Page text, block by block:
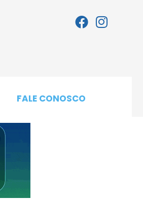
FALE CONOSCO